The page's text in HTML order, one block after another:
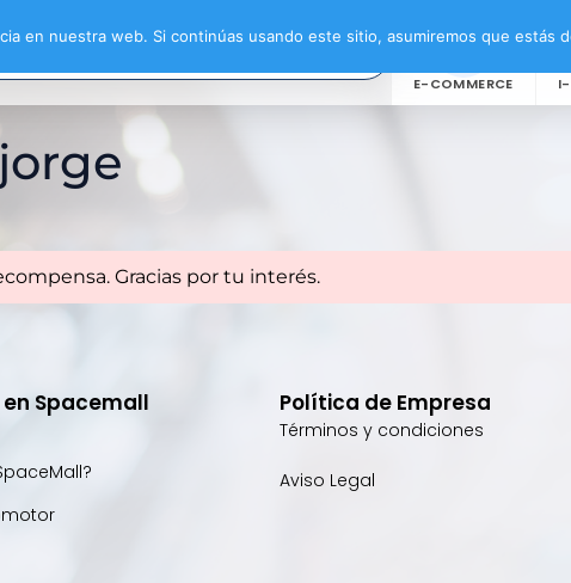
E-COMMERCE I-
Gracias por tu interés.
Spacemall Política de Empresa
Términos y condiciones
Aviso Legal
en nuestra web. Si continúas usando este sitio, asumiremos que estás